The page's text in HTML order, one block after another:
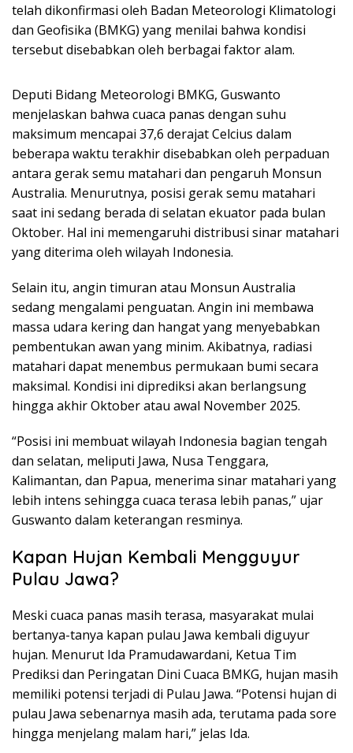
telah dikonfirmasi oleh Badan Meteorologi Klimatologi
dan Geofisika (BMKG) yang menilai bahwa kondisi
tersebut disebabkan oleh berbagai faktor alam.
Deputi Bidang Meteorologi BMKG, Guswanto
menjelaskan bahwa cuaca panas dengan suhu
maksimum mencapai 37,6 derajat Celcius dalam
beberapa waktu terakhir disebabkan oleh perpaduan
antara gerak semu matahari dan pengaruh Monsun
Australia. Menurutnya, posisi gerak semu matahari
saat ini sedang berada di selatan ekuator pada bulan
Oktober. Hal ini memengaruhi distribusi sinar matahari
yang diterima oleh wilayah Indonesia.
Selain itu, angin timuran atau Monsun Australia
sedang mengalami penguatan. Angin ini membawa
massa udara kering dan hangat yang menyebabkan
pembentukan awan yang minim. Akibatnya, radiasi
matahari dapat menembus permukaan bumi secara
maksimal. Kondisi ini diprediksi akan berlangsung
hingga akhir Oktober atau awal November 2025.
“Posisi ini membuat wilayah Indonesia bagian tengah
dan selatan, meliputi Jawa, Nusa Tenggara,
Kalimantan, dan Papua, menerima sinar matahari yang
lebih intens sehingga cuaca terasa lebih panas,” ujar
Guswanto dalam keterangan resminya.
Kapan Hujan Kembali Mengguyur
Pulau Jawa?
Meski cuaca panas masih terasa, masyarakat mulai
bertanya-tanya kapan pulau Jawa kembali diguyur
hujan. Menurut Ida Pramudawardani, Ketua Tim
Prediksi dan Peringatan Dini Cuaca BMKG, hujan masih
memiliki potensi terjadi di Pulau Jawa. “Potensi hujan di
pulau Jawa sebenarnya masih ada, terutama pada sore
hingga menjelang malam hari,” jelas Ida.